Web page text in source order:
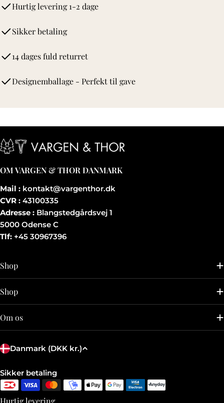
Hurtig levering 1-2 dage
Sikker betaling
14 dages fuld returret
Designemballage - Perfekt til gave
OM VARGEN & THOR DANMARK
Mail : kontakt@vargenthor.dk
CVR : 43100335
Adresse : Blangstedgårdsvej 1
5000 Odense C
Tlf: +45 30967396
Shop
Shop
Om os
L
n
d
Danmark (DKK kr.)
Betalingsmetoder
Sikker betaling
Hurtig levering